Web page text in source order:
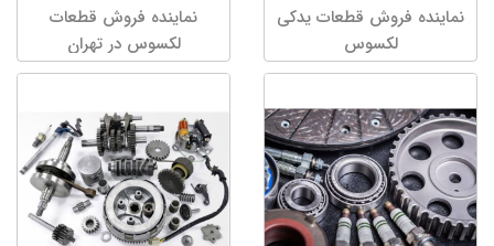
نماینده فروش قطعات یدکی
لکسوس
نماینده فروش قطعات
لکسوس در تهران